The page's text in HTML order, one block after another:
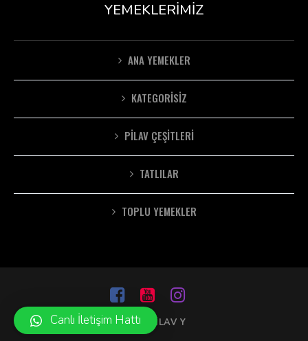
YEMEKLERIMIZ
ANA YEMEKLER
KATEGORISIZ
PILAV ÇEŞITLERI
TATLILAR
TOPLU YEMEKLER
2020 PILAV Y
Canlı İletişim Hattı